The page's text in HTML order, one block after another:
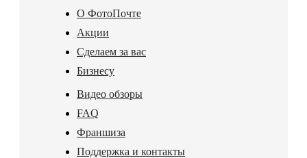
О ФотоПочте
Акции
Сделаем за вас
Бизнесу
Видео обзоры
FAQ
Франшиза
Поддержка и контакты